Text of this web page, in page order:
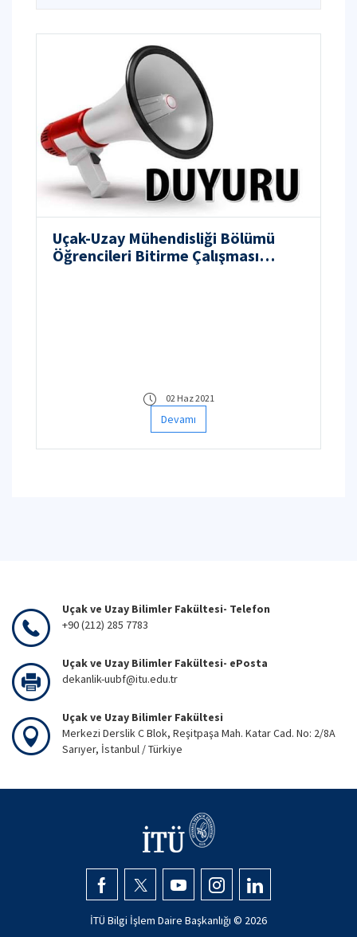
Uçak-Uzay Mühendisliği Bölümü
Öğrencileri Bitirme Çalışması
02 Haz 2021
Devamı
Uçak ve Uzay Bilimler Fakültesi- Telefon
+90 (212) 285 7783
Uçak ve Uzay Bilimler Fakültesi- ePosta
dekanlik-uubf@itu.edu.tr
Uçak ve Uzay Bilimler Fakültesi
Merkezi Derslik C Blok, Reşitpaşa Mah. Katar Cad. No: 2/8A
Sarıyer, İstanbul / Türkiye
İTÜ Bilgi İşlem Daire Başkanlığı © 2026